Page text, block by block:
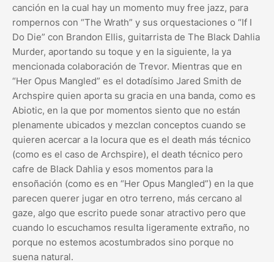
canción en la cual hay un momento muy free jazz, para
rompernos con “The Wrath” y sus orquestaciones o “If I
Do Die” con Brandon Ellis, guitarrista de The Black Dahlia
Murder, aportando su toque y en la siguiente, la ya
mencionada colaboración de Trevor. Mientras que en
“Her Opus Mangled” es el dotadísimo Jared Smith de
Archspire quien aporta su gracia en una banda, como es
Abiotic, en la que por momentos siento que no están
plenamente ubicados y mezclan conceptos cuando se
quieren acercar a la locura que es el death más técnico
(como es el caso de Archspire), el death técnico pero
cafre de Black Dahlia y esos momentos para la
ensoñación (como es en “Her Opus Mangled”) en la que
parecen querer jugar en otro terreno, más cercano al
gaze, algo que escrito puede sonar atractivo pero que
cuando lo escuchamos resulta ligeramente extraño, no
porque no estemos acostumbrados sino porque no
suena natural.